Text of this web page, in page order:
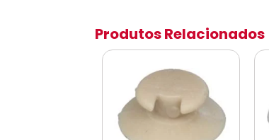
Produtos Relacionados